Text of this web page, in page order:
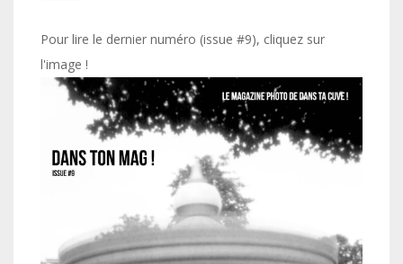
Pour lire le dernier numéro (issue #9), cliquez sur
l'image !